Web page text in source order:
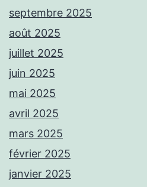
septembre 2025
août 2025
juillet 2025
juin 2025
mai 2025
avril 2025
mars 2025
février 2025
janvier 2025